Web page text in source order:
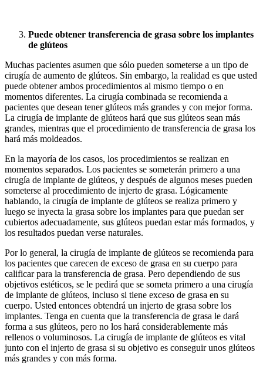
Puede obtener transferencia de grasa sobre los implantes
de glúteos
Muchas pacientes asumen que sólo pueden someterse a un tipo de
cirugía de aumento de glúteos. Sin embargo, la realidad es que usted
puede obtener ambos procedimientos al mismo tiempo o en
momentos diferentes. La cirugía combinada se recomienda a
pacientes que desean tener glúteos más grandes y con mejor forma.
La cirugía de implante de glúteos hará que sus glúteos sean más
grandes, mientras que el procedimiento de transferencia de grasa los
hará más moldeados.
En la mayoría de los casos, los procedimientos se realizan en
momentos separados. Los pacientes se someterán primero a una
cirugía de implante de glúteos, y después de algunos meses pueden
someterse al procedimiento de injerto de grasa. Lógicamente
hablando, la cirugía de implante de glúteos se realiza primero y
luego se inyecta la grasa sobre los implantes para que puedan ser
cubiertos adecuadamente, sus glúteos puedan estar más formados, y
los resultados puedan verse naturales.
Por lo general, la cirugía de implante de glúteos se recomienda para
los pacientes que carecen de exceso de grasa en su cuerpo para
calificar para la transferencia de grasa. Pero dependiendo de sus
objetivos estéticos, se le pedirá que se someta primero a una cirugía
de implante de glúteos, incluso si tiene exceso de grasa en su
cuerpo. Usted entonces obtendrá un injerto de grasa sobre los
implantes. Tenga en cuenta que la transferencia de grasa le dará
forma a sus glúteos, pero no los hará considerablemente más
rellenos o voluminosos. La cirugía de implante de glúteos es vital
junto con el injerto de grasa si su objetivo es conseguir unos glúteos
más grandes y con más forma.